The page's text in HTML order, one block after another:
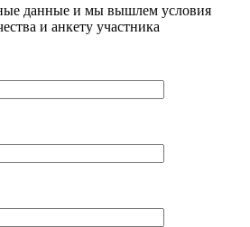
данные и мы вышлем условия
и анкету участника